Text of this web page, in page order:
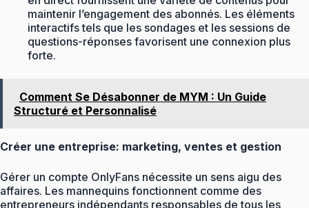
maintenir l’engagement des abonnés. Les éléments
interactifs tels que les sondages et les sessions de
questions-réponses favorisent une connexion plus
forte.
Comment Se Désabonner de MYM : Un Guide
Structuré et Personnalisé
Créer une entreprise: marketing, ventes et gestion
Gérer un compte OnlyFans nécessite un sens aigu des
affaires. Les mannequins fonctionnent comme des
entrepreneurs indépendants responsables de tous les